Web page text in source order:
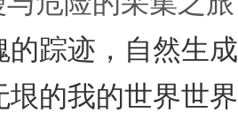
的踪迹，自然生
垠的我的世界世